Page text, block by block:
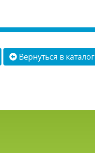
Вернуться в каталог